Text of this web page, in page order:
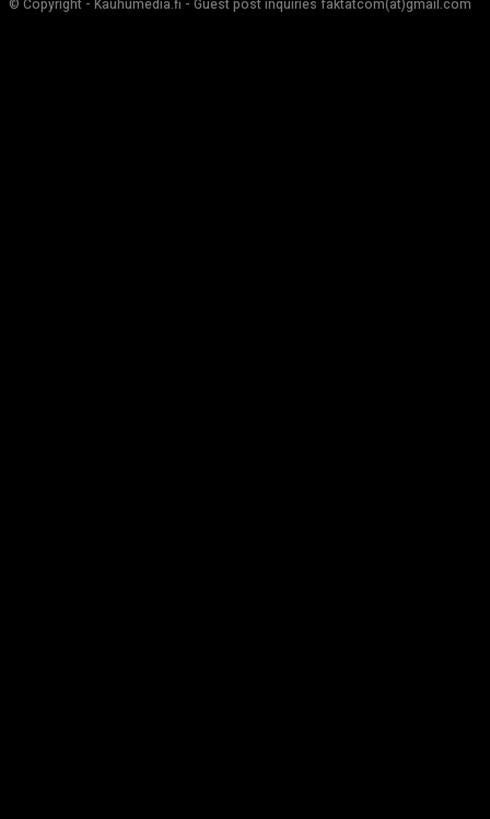
© Copyright - Kauhumedia.fi - Guest post inquiries faktatcom(at)gmail.com